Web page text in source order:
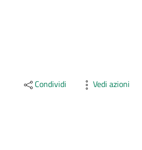
Condividi Vedi azioni